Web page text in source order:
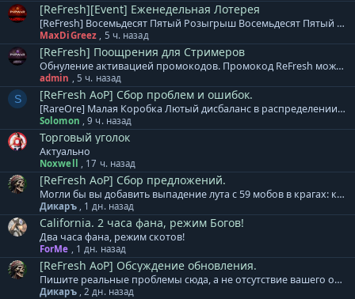
[ReFresh][Event] Еженедельная Лотерея
[ReFresh] Восемьдесят Пятый Розыгрыш Восемьдесят Пятый розыгрыш произойдет 17.08.2026, среди всех участников будет разыграно: 3000 Очков Кампаний или [Кристалл Восстановления] 2000 Ивентовых Очков или [Кристалл Восстановления] 2000 Ивентовых Очков или [Кристалл Восстановления] ДДД бижутерия на выбор или [Кристалл Восстановления] ДДД бижутерия на выбор или [Кристалл Восстановления] ДДД бижутерия на выбор или [Кристалл Восстановления] [Тип-С] Хрупкий Мод.Невежества [4-6] или [Кристалл Восстановления] [Тип-С] Хрупкий Мод.Невежества [4-6] или [Кристалл Восстановления] [Тип-С] Хрупкий Мод.Невежества [4-6] или [Кристалл Восстановления] Cash Валюта 1250 GP Cash Валюта 1000 GP Cash Валюта 750 GP Дополнение к лотерее: + Ограничений по количеству билетов для аккаунта и/или персонажа - НЕТ. Все билеты участвуют в розыгрыше. + Перенос на другой аккаунт не осуществляется! + Выигранный приз НЕОБХОДИМО забрать в течение 7 дней. И помните, чем больше билетов, тем БОЛЬШЕ ШАНСОВ НА ПОБЕДУ!
MaxDiGreez , 5 ч. назад
[ReFresh] Поощрения для Стримеров
Обнуление активацией промокодов. Промокод ReFresh можно использовать повторно.
admin , 5 ч. назад
S [ReFresh AoP] Сбор проблем и ошибок.
[RareOre] Малая Коробка Лютый дисбаланс в распределении т3 камней с 10 стеков коробок:
Solomon ,9 ч. назад
Торговый уголок
Актуально
Noxwell , 17 ч. назад
[ReFresh AoP] Сбор предложений.
Могли бы вы добавить выпадение лута с 59 мобов в крагах: коробки с таликой 5
Дикаръ , 1 дн. назад
California. 2 часа фана, режим Богов!
Два часа фана, режим скотов!
ForMe , 1 дн. назад
[ReFresh AoP] Обсуждение обновления.
Пишите реальные проблемы сюда, а не отсутствие вашего онлайна.....
Дикаръ ,2 дн. назад